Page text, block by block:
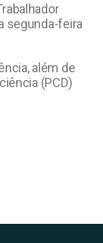
segunda-feira
além de
(PCD)